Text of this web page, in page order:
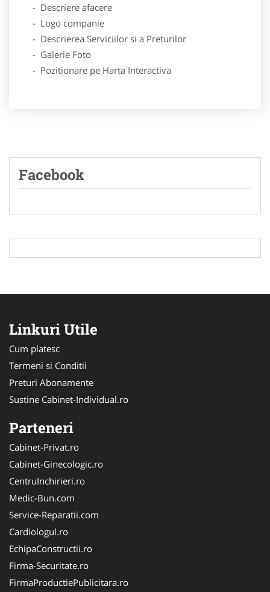
- Descriere afacere
- Logo companie
- Descrierea Serviciilor si a Preturilor
- Galerie Foto
- Pozitionare pe Harta Interactiva
Facebook
Linkuri Utile
Cum platesc
Termeni si Conditii
Preturi Abonamente
Sustine Cabinet-Individual.ro
Parteneri
Cabinet-Privat.ro
Cabinet-Ginecologic.ro
CentruInchirieri.ro
Medic-Bun.com
Service-Reparatii.com
Cardiologul.ro
EchipaConstructii.ro
Firma-Securitate.ro
FirmaProductiePublicitara.ro